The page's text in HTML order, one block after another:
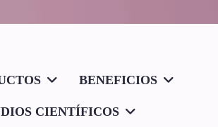
BENEFICIOS
CIENTÍFICOS